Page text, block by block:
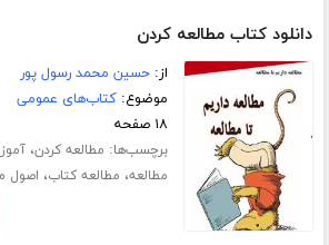
دانلود کتاب مطالعه کردن
از:حسین محمد رسول پور
موضوع:کتاب‌های عمومی
۱۸ صفحه
برچسب‌ها: مطالعه کردن،
مطالعه، مطالعه کتاب، اصول